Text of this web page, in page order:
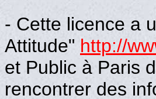
- Cette licence a
Attitude" http://
et Public à Paris
rencontrer des